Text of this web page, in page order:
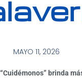
MAYO 11, 2026
brinda